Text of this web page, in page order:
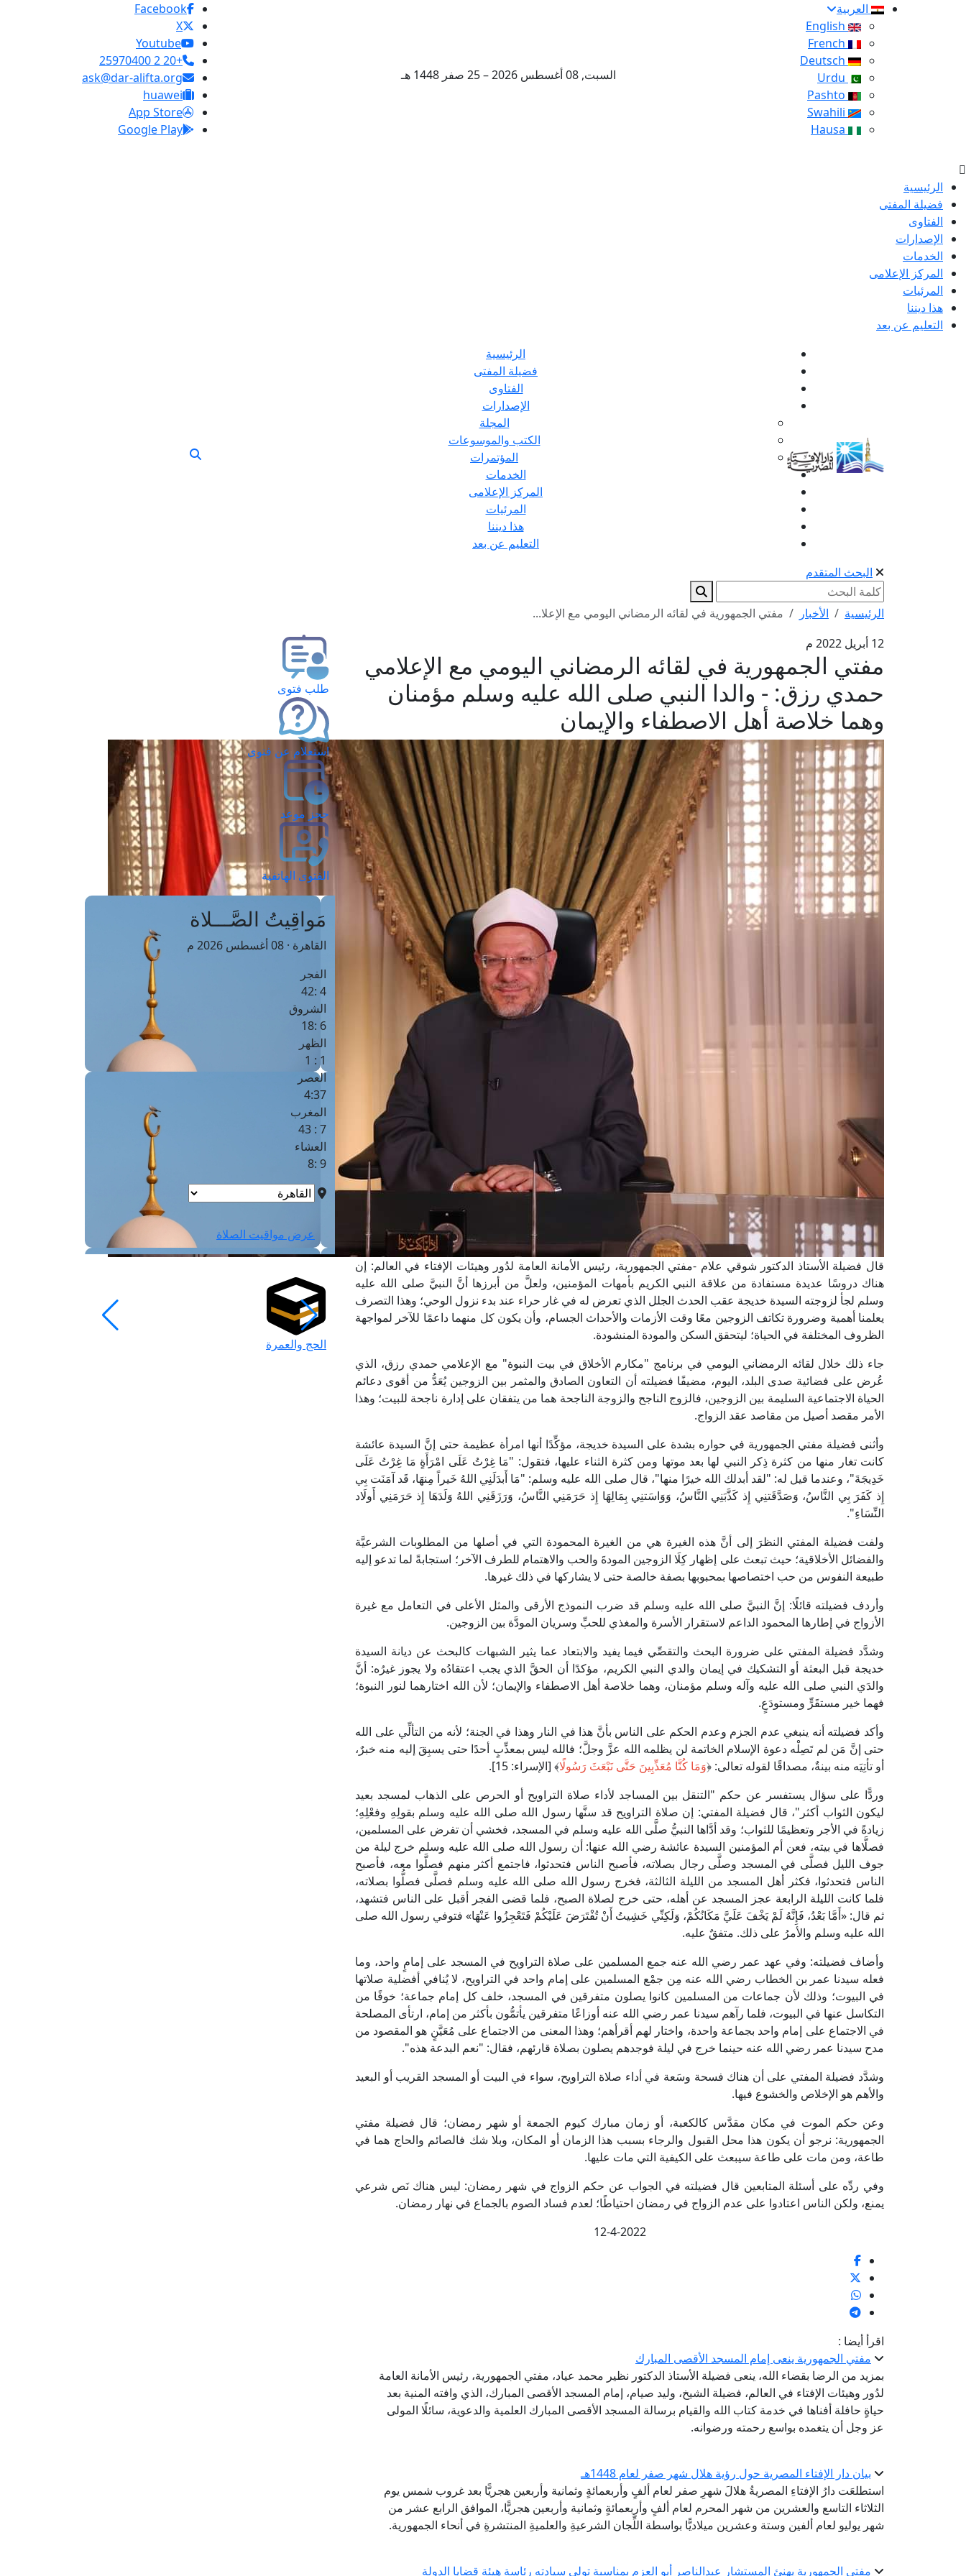
العربية
السبت, 08 أغسطس 2026 – 25 صفر 1448 هـ
Facebook
X
Youtube
+20 2 25970400
ask@dar-alifta.org
huawei
App Store
Google Play
الرئيسية
فضيلة المفتى
الفتاوى
الإصدارات
الخدمات
المركز الإعلامى
المرئيات
هذا ديننا
التعليم عن بعد
الرئيسية
فضيلة المفتى
الفتاوى
الإصدارات
المجلة
الكتب والموسوعات
المؤتمرات
الخدمات
المركز الإعلامى
المرئيات
هذا ديننا
التعليم عن بعد
البحث المتقدم
الرئيسية الأخبار
مفتي الجمهورية في لقائه الرمضاني اليومي مع الإعلا...
12 أبريل 2022 م
مفتي الجمهورية في لقائه الرمضاني اليومي مع الإعلامي
حمدي رزق: - والدا النبي صلى الله عليه وسلم مؤمنان
وهما خلاصة أهل الاصطفاء والإيمان
قال فضيلة الأستاذ الدكتور شوقي علام -مفتي الجمهورية، رئيس الأمانة العامة لدُور وهيئات الإفتاء في العالم: إن
هناك دروسًا عديدة مستفادة من علاقة النبي الكريم بأمهات المؤمنين، ولعلَّ من أبرزها أنَّ النبيَّ صلى الله عليه
وسلم لجأ لزوجته السيدة خديجة عقب الحدث الجلل الذي تعرض له في غار حراء عند بدء نزول الوحي؛ وهذا التصرف
يعلمنا أهمية وضرورة تكاتف الزوجين معًا وقت الأزمات والأحداث الجسام، وأن يكون كل منهما داعمًا للآخر لمواجهة
الظروف المختلفة في الحياة؛ ليتحقق السكن والمودة المنشودة.
جاء ذلك خلال لقائه الرمضاني اليومي في برنامج "مكارم الأخلاق في بيت النبوة" مع الإعلامي حمدي رزق، الذي
عُرض على فضائية صدى البلد، اليوم، مضيفًا فضيلته أن التعاون الصادق والمثمر بين الزوجين يُعَدُّ من أقوى دعائم
الحياة الاجتماعية السليمة بين الزوجين، فالزوج الناجح والزوجة الناجحة هما من يتفقان على إدارة ناجحة للبيت؛ وهذا
الأمر مقصد أصيل من مقاصد عقد الزواج.
وأثنى فضيلة مفتي الجمهورية في حواره بشدة على السيدة خديجة، مؤكِّدًا أنها امرأة عظيمة حتى إنَّ السيدة عائشة
كانت تغار منها من كثرة ذِكر النبي لها بعد موتها ومن كثرة الثناء عليها، فتقول: "مَا غِرْتُ عَلَى امْرَأَةٍ مَا غِرْتُ عَلَى
خَدِيجَةَ"، وعندما قيل له: "لقد أبدلك الله خيرًا منها"، قال صلى الله عليه وسلم: "مَا أَبدَلَنِي اللهُ خَيراً مِنهَا، قَد آمَنَت بِي
إِذ كَفَرَ بِي النَّاسُ، وَصَدَّقَتنِي إِذ كَذَّبَنِي النَّاسُ، وَوَاسَتنِي بِمَالِهَا إِذ حَرَمَنِي النَّاسُ، وَرَزَقَنِي اللهُ وَلَدَهَا إِذ حَرَمَنِي أَولَاد
النِّسَاءِ".
ولفت فضيلة المفتي النظرَ إلى أنَّ هذه الغيرة هي من الغيرة المحمودة التي في أصلها من المطلوبات الشرعيَّة
والفضائل الأخلاقية؛ حيث تبعث على إظهار كِلَا الزوجين المودةَ والحب والاهتمام للطرف الآخر؛ استجابةً لما تدعو إليه
طبيعة النفوس من حب اختصاصها بمحبوبها بصفة خالصة حتى لا يشاركها في ذلك غيرها.
وأردف فضيلته قائلًا: إنَّ النبيَّ صلى الله عليه وسلم قد ضرب النموذج الأرقى والمثل الأعلى في التعامل مع غيرة
الأزواج في إطارها المحمود الداعم لاستقرار الأسرة والمغذي للحبِّ وسريان المودَّة بين الزوجين.
وشدَّد فضيلة المفتي على ضرورة البحث والتقصِّي فيما يفيد والابتعاد عما يثير الشبهات كالبحث عن ديانة السيدة
خديجة قبل البعثة أو التشكيك في إيمان والدي النبي الكريم، مؤكدًا أن الحقَّ الذي يجب اعتقادُه ولا يجوز غيرُه: أنَّ
والدَي النبي صلى الله عليه وآله وسلم مؤمنان، وهما خلاصة أهل الاصطفاء والإيمان؛ لأن الله اختارهما لنور النبوة؛
فهما خير مستقَرٍّ ومستودَعٍ.
وأكد فضيلته أنه ينبغي عدم الجزم وعدم الحكم على الناس بأنَّ هذا في النار وهذا في الجنة؛ لأنه من التألِّي على الله
حتى إنَّ مَن لم تَصِلْه دعوة الإسلام الخاتمة لن يظلمه الله عزَّ وجلَّ؛ فالله ليس بمعذِّبٍ أحدًا حتى يسبِقَ إليه منه خبرٌ،
أو تأتِيَه منه بينةٌ، مصداقًا لقوله تعالى: ﴿وَمَا كُنَّا مُعَذِّبِينَ حَتَّى نَبْعَثَ رَسُولًا﴾ [الإسراء: 15].
وردًّا على سؤال يستفسر عن حكم "التنقل بين المساجد لأداء صلاة التراويح أو الحرص على الذهاب لمسجد بعيد
ليكون الثواب أكثر"، قال فضيلة المفتي: إن صلاة التراويح قد سنَّها رسول الله صلى الله عليه وسلم بقولِهِ وفعْلِهِ؛
زيادةً في الأجر وتعظيمًا للثواب؛ وقد أدَّاها النبيُّ صلَّى الله عليه وسلم في المسجد، فخشي أن تفرض على المسلمين،
فصلَّاها في بيته، فعن أم المؤمنين السيدة عائشة رضي الله عنها: أن رسول الله صلى الله عليه وسلم خرج ليلة من
جوف الليل فصلَّى في المسجد وصلَّى رجال بصلاته، فأصبح الناس فتحدثوا، فاجتمع أكثر منهم فصلَّوا معه، فأصبح
الناس فتحدثوا، فكثر أهل المسجد من الليلة الثالثة، فخرج رسول الله صلى الله عليه وسلم فصلَّى فصلُّوا بصلاته،
فلما كانت الليلة الرابعة عجز المسجد عن أهله، حتى خرج لصلاة الصبح، فلما قضى الفجر أقبل على الناس فتشهد،
ثم قال: «أَمَّا بَعْدُ، فَإِنَّهُ لَمْ يَخْفَ عَلَيَّ مَكَانُكُمْ، وَلَكِنِّي خَشِيتُ أَنْ تُفْتَرَضَ عَلَيْكُمْ فَتَعْجِزُوا عَنْهَا» فتوفي رسول الله صلى
الله عليه وسلم والأمرُ على ذلك. متفقٌ عليه.
وأضاف فضيلته: وفي عهد عمر رضي الله عنه جمع المسلمين على صلاة التراويح في المسجد على إمامٍ واحد، وما
فعله سيدنا عمر بن الخطاب رضي الله عنه مِن جمْع المسلمين على إمام واحد في التراويح، لا يُنافي أفضلية صلاتها
في البيوت؛ وذلك لأن جماعات من المسلمين كانوا يصلون متفرقين في المسجد، خلف كل إمام جماعة؛ خوفًا من
التكاسل عنها في البيوت، فلما رآهم سيدنا عمر رضي الله عنه أوزاعًا متفرقين يأتمُّون بأكثر من إمام، ارتأى المصلحة
في الاجتماع على إمام واحد بجماعة واحدة، واختار لهم أقرأهم؛ وهذا المعنى من الاجتماع على مُعَيَّنٍ هو المقصود من
مدح سيدنا عمر رضي الله عنه حينما خرج في ليلة فوجدهم يصلون بصلاة قارئهم، فقال: "نعم البدعة هذه".
وشدَّد فضيلة المفتي على أن هناك فسحة وسَعة في أداء صلاة التراويح، سواء في البيت أو المسجد القريب أو البعيد
والأهم هو الإخلاص والخشوع فيها.
وعن حكم الموت في مكان مقدَّس كالكعبة، أو زمان مبارك كيوم الجمعة أو شهر رمضان؛ قال فضيلة مفتي
الجمهورية: نرجو أن يكون هذا محل القبول والرجاء بسبب هذا الزمان أو المكان، وبلا شك فالصائم والحاج هما في
طاعة، ومن مات على طاعة سيبعث على الكيفية التي مات عليها.
وفي ردِّه على أسئلة المتابعين قال فضيلته في الجواب عن حكم الزواج في شهر رمضان: ليس هناك نَص شرعي
يمنع، ولكن الناس اعتادوا على عدم الزواج في رمضان احتياطًا؛ لعدم فساد الصوم بالجماع في نهار رمضان.
12-4-2022
اقرأ أيضا :
مفتي الجمهورية ينعى إمام المسجد الأقصى المبارك
بمزيد من الرضا بقضاء الله، ينعى فضيلة الأستاذ الدكتور نظير محمد عياد، مفتي الجمهورية، رئيس الأمانة العامة
لدُور وهيئات الإفتاء في العالم، فضيلة الشيخ، وليد صيام، إمام المسجد الأقصى المبارك، الذي وافته المنية بعد
حياةٍ حافلة أفناها في خدمة كتاب الله والقيام برسالة المسجد الأقصى المبارك العلمية والدعوية، سائلًا المولى
عز وجل أن يتغمده بواسع رحمته ورضوانه.
بيان دار الإفتاء المصرية حول رؤية هلال شهر صفر لعام 1448هـ
استطلعَت دارُ الإفتاءِ المصريةُ هلالَ شهرِ صفر لعام ألفٍ وأربعمائةٍ وثمانية وأربعين هجريًّا بعد غروب شمس يوم
الثلاثاء التاسع والعشرين من شهر المحرم لعام ألفٍ وأربعمائةٍ وثمانية وأربعين هجريًّا، الموافق الرابع عشر من
شهر يوليو لعام ألفين وستة وعشرين ميلاديًّا بواسطة اللِّجان الشرعيةِ والعلميةِ المنتشرةِ في أنحاء الجمهورية.
مفتي الجمهورية يهنئ المستشار عبدالناصر أبو العزم بمناسبة تولي سيادته رئاسة هيئة قضايا الدولة
طلب فتوى
استعلام عن فتوى
حجز موعد
الفتوى الهاتفية
مَواقِيتُ الصَّـــلاة
القاهرة · 08 أغسطس 2026 م
الفجر
4 :42
الشروق
6 :18
الظهر
1 : 1
العصر
4:37
المغرب
7 : 43
العشاء
9 :8
عرض مواقيت الصلاة
الحج والعمرة